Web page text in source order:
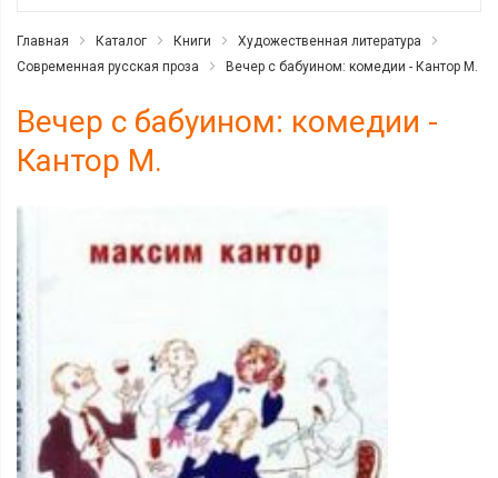
Главная Каталог Книги
Художественная литература
Современная русская проза
Вечер с бабуином: комедии - Кантор М.
Вечер с бабуином: комедии -
Кантор М.